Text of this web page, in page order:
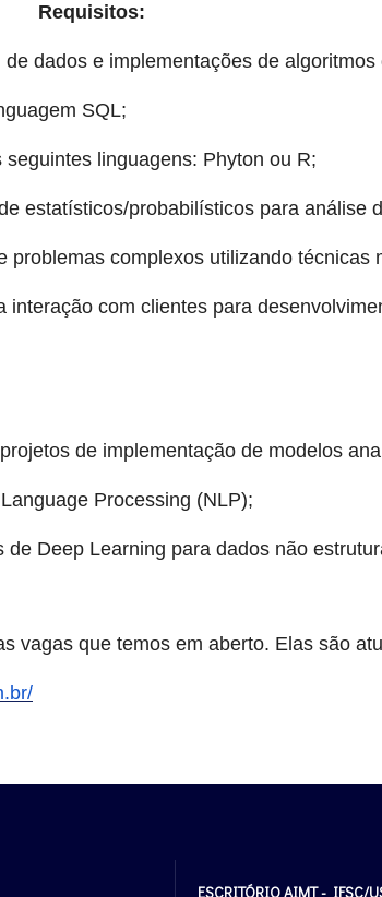
Requisitos:
dados e implementações de algoritmos
SQL;
linguagens: Phyton ou R;
estatísticos/probabilísticos para análise
problemas complexos utilizando técnicas
interação com clientes para
de implementação de modelos
Processing (NLP);
de Deep Learning para dados não
vagas que temos em aberto. Elas são
ESCRITÓRIO AIMT - IFSC/